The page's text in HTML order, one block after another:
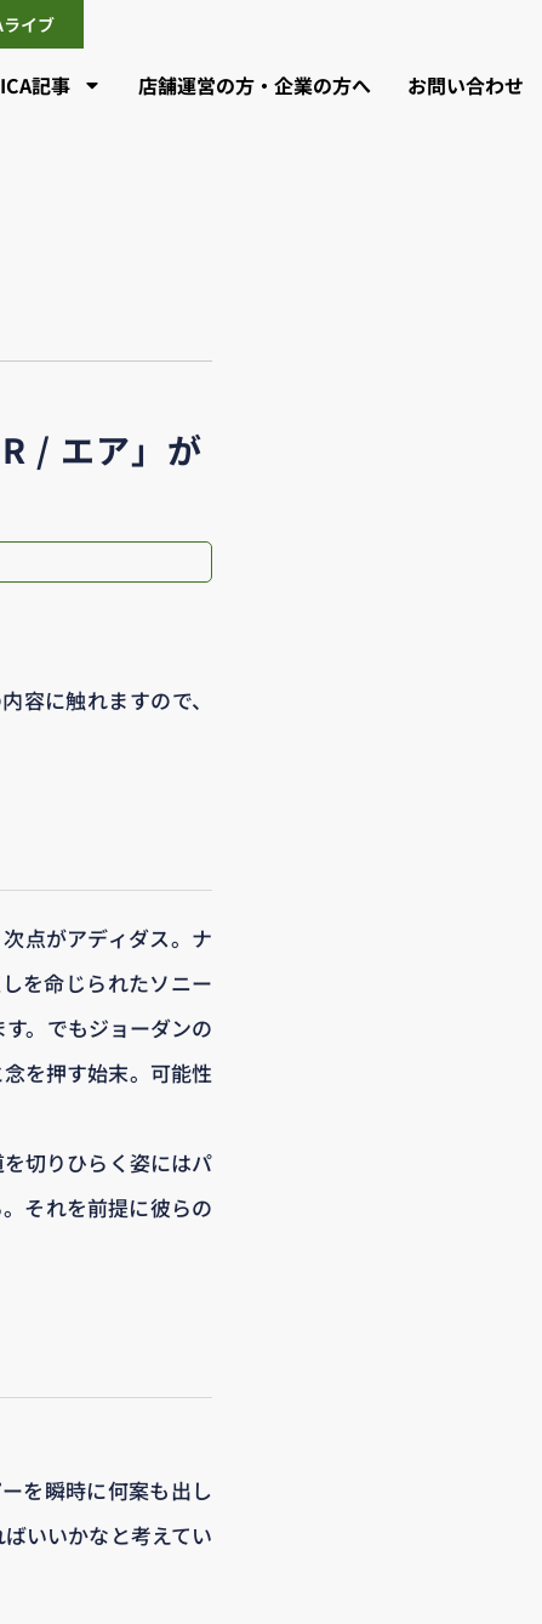
ライブ
記事 店舗運営の方・企業の方へ お問い合わせ
/ エア」が
容に触れますので、
点がアディダス。ナ
を命じられたソニー
。でもジョーダンの
を押す始末。可能性
切りひらく姿にはパ
それを前提に彼らの
を瞬時に何案も出し
いいかなと考えてい